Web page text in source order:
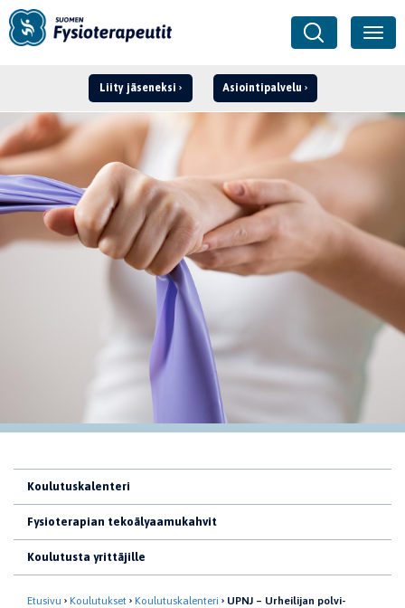
Liity jäseneksi Asiointipalvelu
Kirjaudu ›
Koulutuskalenteri
Fysioterapian tekoälyaamukahvit
Koulutusta yrittäjille
Etusivu Koulutukset Koulutuskalenteri
UPNJ – Urheilijan polvi-